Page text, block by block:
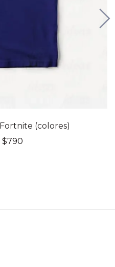
(colores)
El
$790El